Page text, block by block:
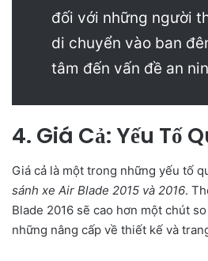
đối với những người
di chuyển vào ban
tâm đến vấn đề an
4. Giá Cả: Yếu Tố
Giá cả là một trong những yếu tố
sánh xe Air Blade 2015 và 2016.
Blade 2016 sẽ cao hơn một chút
những nâng cấp về thiết kế và